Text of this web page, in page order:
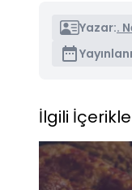
Yazar:.
İlgili